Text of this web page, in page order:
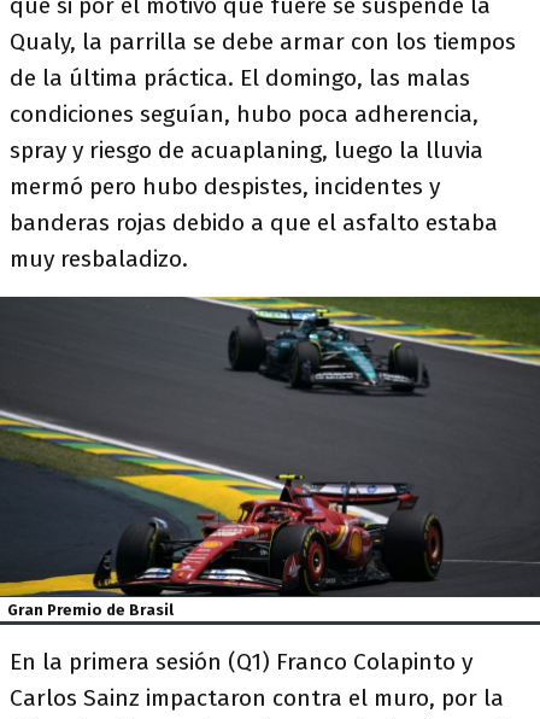
que si por el motivo que fuere se suspende la
Qualy, la parrilla se debe armar con los tiempos
de la última práctica. El domingo, las malas
condiciones seguían, hubo poca adherencia,
spray y riesgo de acuaplaning, luego la lluvia
mermó pero hubo despistes, incidentes y
banderas rojas debido a que el asfalto estaba
muy resbaladizo.
Gran Premio de Brasil
En la primera sesión (Q1) Franco Colapinto y
Carlos Sainz impactaron contra el muro, por la